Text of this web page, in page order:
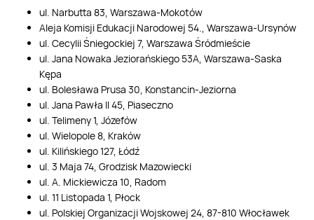
ul. Narbutta 83, Warszawa-Mokotów
Aleja Komisji Edukacji Narodowej 54., Warszawa-Ursynów
ul. Cecylii Śniegockiej 7, Warszawa Śródmieście
ul. Jana Nowaka Jeziorańskiego 53A, Warszawa-Saska
Kępa
ul. Bolesława Prusa 30, Konstancin-Jeziorna
ul. Jana Pawła II 45, Piaseczno
ul. Telimeny 1, Józefów
ul. Wielopole 8, Kraków
ul. Kilińskiego 127, Łódź
ul. 3 Maja 74, Grodzisk Mazowiecki
ul. A. Mickiewicza 10, Radom
ul. 11 Listopada 1, Płock
ul. Polskiej Organizacji Wojskowej 24, 87-810 Włocławek